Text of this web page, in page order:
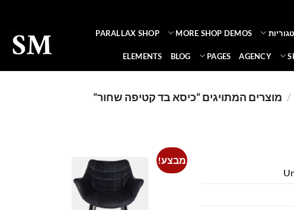
MORE SHOP DEMOS
PARALLAX SHOP
AGENCY
PAGES
BLOG
ELEMENTS
/ מוצרים המתויגים “כיסא בד קטיפה שחור”
מבצע!